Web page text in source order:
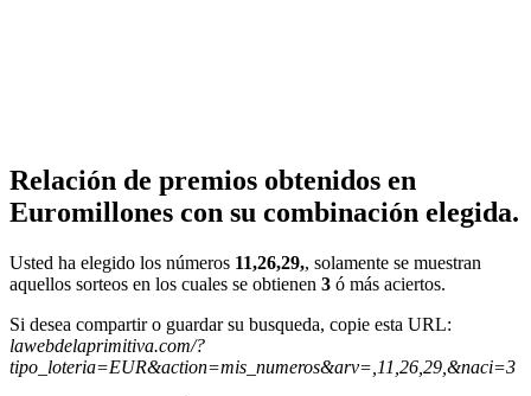
Relación de premios obtenidos en
Euromillones con su combinación elegida.
Usted ha elegido los números 11,26,29,, solamente se muestran
aquellos sorteos en los cuales se obtienen 3 ó más aciertos.
Si desea compartir o guardar su busqueda, copie esta URL:
lawebdelaprimitiva.com/?
tipo_loteria=EUR&action=mis_numeros&arv=,11,26,29,&naci=3